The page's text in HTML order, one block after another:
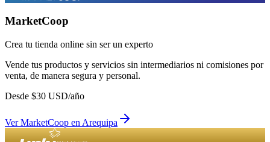
MarketCoop
Crea tu tienda online sin ser un experto
Vende tus productos y servicios sin intermediarios ni comisiones por
venta, de manera segura y personal.
Desde $30 USD/año
VerMarketCoop en Arequipa